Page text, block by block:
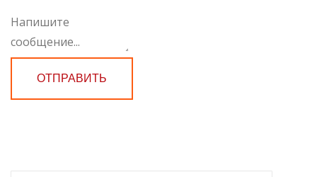
ОТПРАВИТЬ